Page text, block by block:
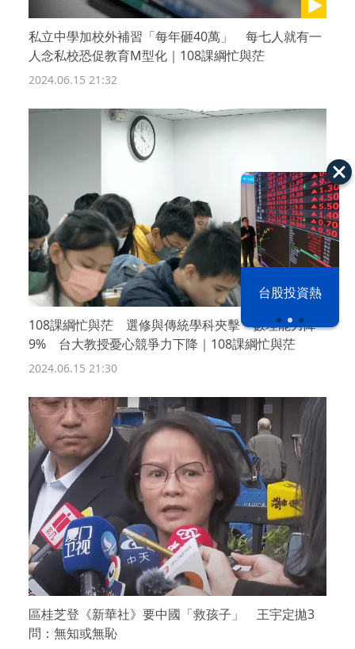
漢光42演習 台股投資熱
私立中學加校外補習「每年砸40萬」 每七人就有一
人念私校恐促教育M型化｜108課綱忙與茫
2024.06.15 21:32
108課綱忙與茫 選修與傳統學科夾擊 數理能力降
9% 台大教授憂心競爭力下降｜108課綱忙與茫
2024.06.15 21:30
區桂芝登《新華社》要中國「救孩子」 王宇定拋3
問：無知或無恥